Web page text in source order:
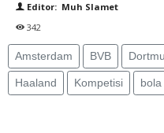
Editor: Muh Slamet
342
Amsterdam BVB
Haaland Kompetisi bola